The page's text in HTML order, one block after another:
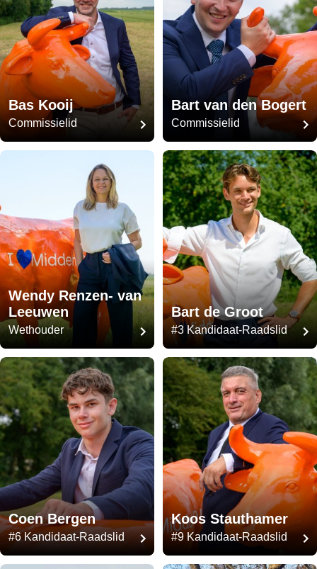
Bas Kooij
Commissielid
Bart van den Bogert
Commissielid
Wendy Renzen- van
Leeuwen
Wethouder
Bart de Groot
#3 Kandidaat-Raadslid
Coen Bergen
#6 Kandidaat-Raadslid
Koos Stauthamer
#9 Kandidaat-Raadslid